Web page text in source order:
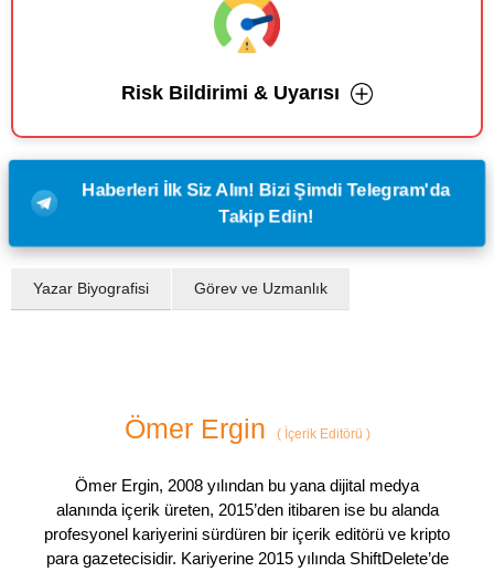
Risk Bildirimi & Uyarısı
Haberleri İlk Siz Alın! Bizi Şimdi Telegram'da
Takip Edin!
Yazar Biyografisi Görev ve Uzmanlık
Ömer Ergin (İçerik Editörü )
Ömer Ergin, 2008 yılından bu yana dijital medya
alanında içerik üreten, 2015’den itibaren ise bu alanda
profesyonel kariyerini sürdüren bir içerik editörü ve kripto
para gazetecisidir. Kariyerine 2015 yılında ShiftDelete’de